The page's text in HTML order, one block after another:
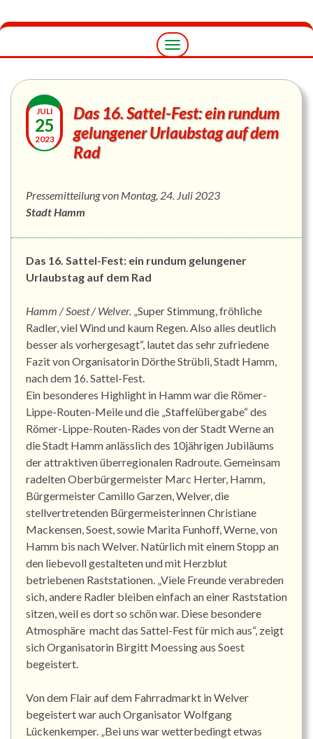
Navigation
JULI
25
2023
Das 16. Sattel-Fest: ein rundum
gelungener Urlaubstag auf dem
Rad
Pressemitteilung von Montag, 24. Juli 2023
Stadt Hamm
Das 16. Sattel-Fest: ein rundum gelungener
Urlaubstag auf dem Rad
Hamm / Soest / Welver. „Super Stimmung, fröhliche
Radler, viel Wind und kaum Regen. Also alles deutlich
besser als vorhergesagt“, lautet das sehr zufriedene
Fazit von Organisatorin Dörthe Strübli, Stadt Hamm,
nach dem 16. Sattel-Fest.
Ein besonderes Highlight in Hamm war die Römer-
Lippe-Routen-Meile und die „Staffelübergabe“ des
Römer-Lippe-Routen-Rades von der Stadt Werne an
die Stadt Hamm anlässlich des 10jährigen Jubiläums
der attraktiven überregionalen Radroute. Gemeinsam
radelten Oberbürgermeister Marc Herter, Hamm,
Bürgermeister Camillo Garzen, Welver, die
stellvertretenden Bürgermeisterinnen Christiane
Mackensen, Soest, sowie Marita Funhoff, Werne, von
Hamm bis nach Welver. Natürlich mit einem Stopp an
den liebevoll gestalteten und mit Herzblut
betriebenen Raststationen. „Viele Freunde verabreden
sich, andere Radler bleiben einfach an einer Raststation
sitzen, weil es dort so schön war. Diese besondere
Atmosphäre macht das Sattel-Fest für mich aus“, zeigt
sich Organisatorin Birgitt Moessing aus Soest
begeistert.
Von dem Flair auf dem Fahrradmarkt in Welver
begeistert war auch Organisator Wolfgang
Lückenkemper. „Bei uns war wetterbedingt etwas